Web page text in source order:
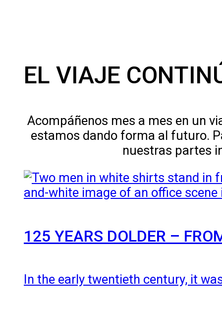
EL VIAJE
Acompáñenos mes a mes en un
estamos dando forma al futuro.
nuestras partes
125 YEARS DOLDER –
In the early twentieth century, it